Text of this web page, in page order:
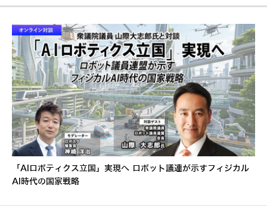
「AIロボティクス立国」実現へ ロボット議連が示すフィジカル
AI時代の国家戦略